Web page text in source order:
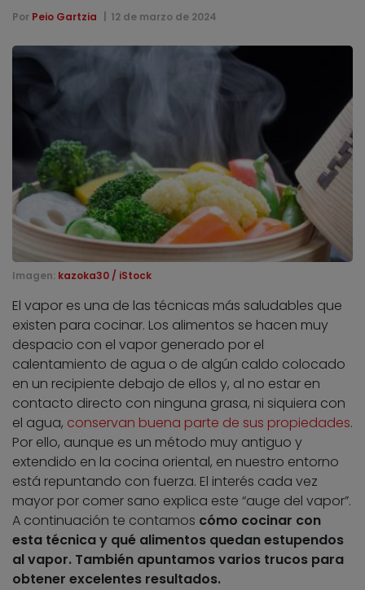
Por Peio Gartzia 12 de marzo de 2024
Imagen: kazoka30 / iStock
El vapor es una de las técnicas más saludables que
existen para cocinar. Los alimentos se hacen muy
despacio con el vapor generado por el
calentamiento de agua o de algún caldo colocado
en un recipiente debajo de ellos y, al no estar en
contacto directo con ninguna grasa, ni siquiera con
el agua, conservan buena parte de sus propiedades.
Por ello, aunque es un método muy antiguo y
extendido en la cocina oriental, en nuestro entorno
está repuntando con fuerza. El interés cada vez
mayor por comer sano explica este “auge del vapor”.
A continuación te contamos cómo cocinar con
esta técnica y qué alimentos quedan estupendos
al vapor. También apuntamos varios trucos para
obtener excelentes resultados.